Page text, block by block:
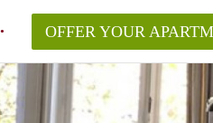
OFFER YOUR